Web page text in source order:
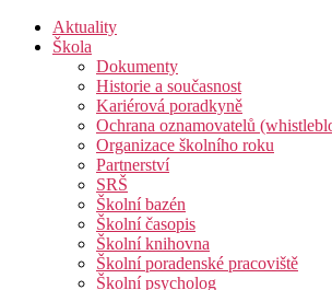
Aktuality
Škola
Dokumenty
Historie a současnost
Kariérová poradkyně
Ochrana oznamovatelů
Organizace školního roku
Partnerství
SRŠ
Školní bazén
Školní časopis
Školní knihovna
Školní poradenské pracoviště
Školní psycholog